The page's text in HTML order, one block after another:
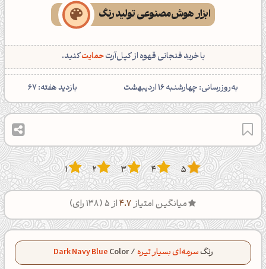
ابزار هوش‌مصنوعی تولید رنگ
با خرید فنجانی قهوه از کپل‌آرتحمایتکنید.
‌به‌روزرسانی: چهارشنبه 16 اردیبهشت بازدید هفته:67
5
4
3
2
1
میانگین امتیاز4.7از 5 ( 138رای)
رنگسرمه‌ای بسیار تیره/
Color
Dark Navy Blue